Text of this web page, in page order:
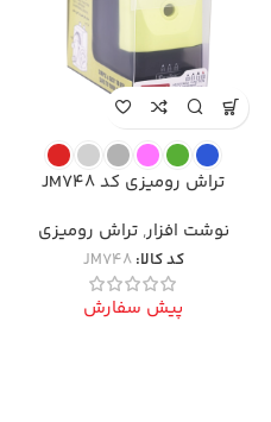
تراش رومیزی کد JM748
نوشت افزار,تراش رومیزی
کد کالا:JM748
پیش سفارش